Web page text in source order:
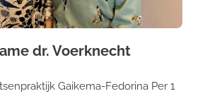
dr. Voerknecht
Gaikema-Fedorina Per 1